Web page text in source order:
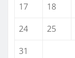
17
18
24
25
31